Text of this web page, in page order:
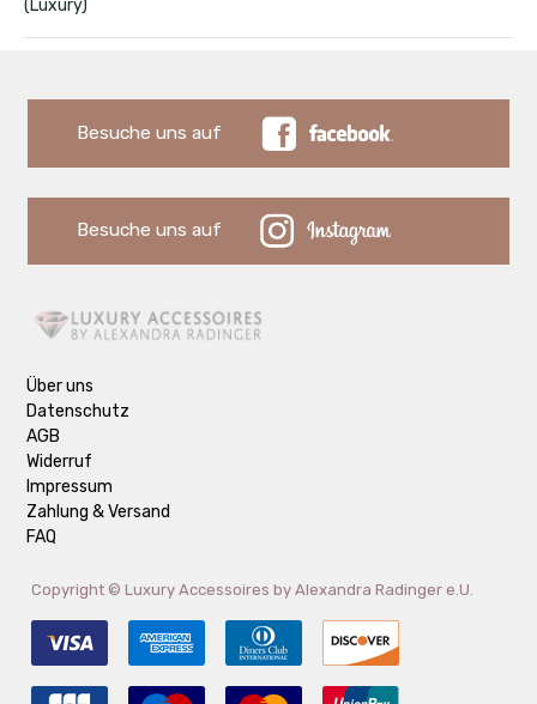
(Luxury)
Besuche uns auf
Besuche uns auf
Über uns
Datenschutz
AGB
Widerruf
Impressum
Zahlung & Versand
FAQ
Copyright © Luxury Accessoires by Alexandra Radinger e.U.